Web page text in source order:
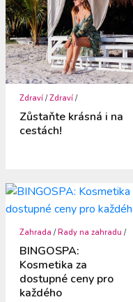
Zdraví /Zdraví /
Zůstaňte krásná i na
cestách!
Zahrada /Rady na zahradu /
BINGOSPA:
Kosmetika za
dostupné ceny pro
každého